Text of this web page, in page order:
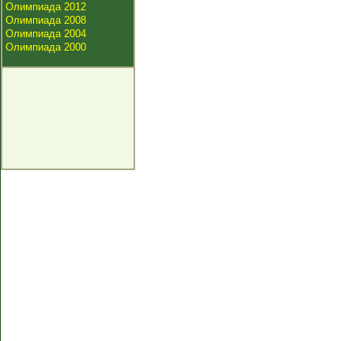
Олимпиада 2012
Олимпиада 2008
Олимпиада 2004
Олимпиада 2000